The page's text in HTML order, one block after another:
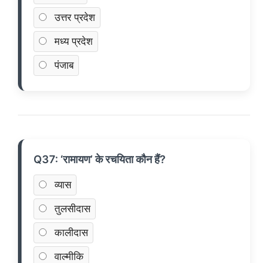
उत्तर प्रदेश
मध्य प्रदेश
पंजाब
Q37: ‘रामायण’ के रचयिता कौन हैं?
व्यास
तुलसीदास
कालीदास
वाल्मीकि